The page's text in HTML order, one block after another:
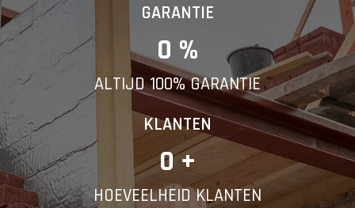
GARANTIE
0 %
ALTIJD 100% GARANTIE
KLANTEN
0 +
HOEVEELHEID KLANTEN